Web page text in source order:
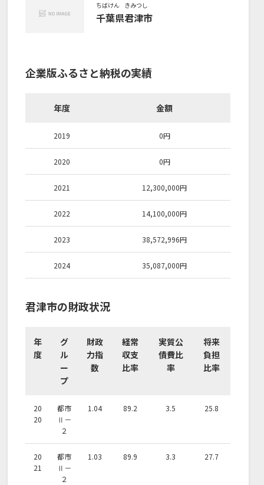
ちばけん
千葉県
きみつし
君津市
企業版ふるさと納税の実績
年度 金額
2019 0円
2020 0円
2021 12,300,000円
2022 14,100,000円
2023 38,572,996円
2024 35,087,000円
君津市の財政状況
年
度
グ
ル
ー
プ
財政
力指
数
経常
収支
比率
実質公
債費比
率
将来
負担
比率
20
20
都市
Ⅱ－
２
1.04 89.2 3.5 25.8
20
21
都市
Ⅱ－
２
1.03 89.9 3.3 27.7